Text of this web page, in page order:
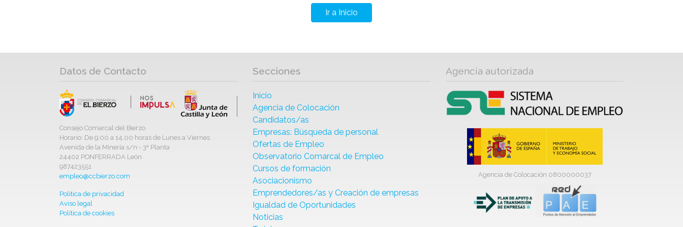
Ir a Inicio
Datos de Contacto
Consejo Comarcal del Bierzo
Horario: De 9,00 a 14,00 horas de Lunes a Viernes
Avenida de la Minería s/n - 3ª Planta
24402 PONFERRADA León
987423551
empleo@ccbierzo.com
Política de privacidad
Aviso legal
Política de cookies
Secciones
Inicio
Agencia de Colocación
Candidatos/as
Empresas: Búsqueda de personal
Ofertas de Empleo
Observatorio Comarcal de Empleo
Cursos de formación
Asociacionismo
Emprendedores/as y Creación de empresas
Igualdad de Oportunidades
Noticias
Agencia autorizada
Agencia de Colocación 0800000037